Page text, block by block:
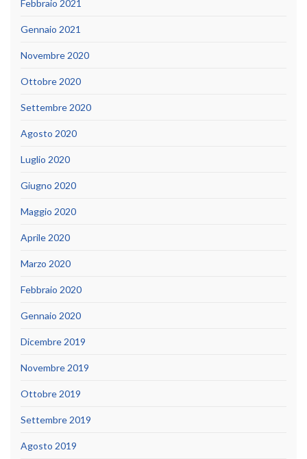
Febbraio 2021
Gennaio 2021
Novembre 2020
Ottobre 2020
Settembre 2020
Agosto 2020
Luglio 2020
Giugno 2020
Maggio 2020
Aprile 2020
Marzo 2020
Febbraio 2020
Gennaio 2020
Dicembre 2019
Novembre 2019
Ottobre 2019
Settembre 2019
Agosto 2019